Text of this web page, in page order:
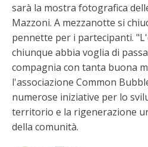
sarà la mostra fotografica
Mazzoni. A mezzanotte si
pennette per i partecipanti.
chiunque abbia voglia di
compagnia con tanta buona
l'associazione Common
numerose iniziative per lo
territorio e la rigenerazione
della comunità.